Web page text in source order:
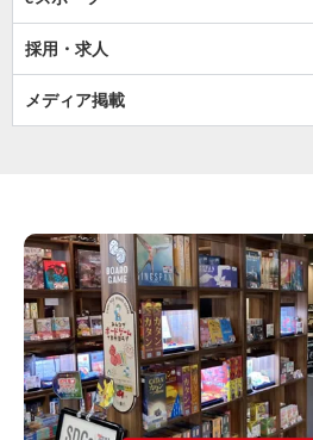
採用・求人
メディア掲載